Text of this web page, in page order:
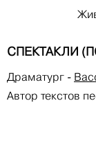
СПЕКТАКЛИ
Драматург -
Автор текстов